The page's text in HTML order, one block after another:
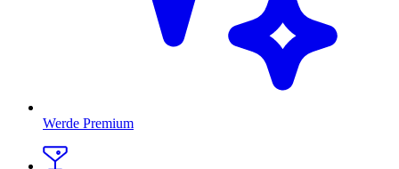
Werde Premium